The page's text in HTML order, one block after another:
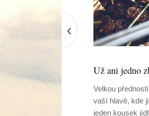
Už ani jedno
Velkou
vaší hlavě, kde
jeden kousek
‹